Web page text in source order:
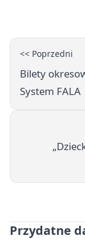
<< Poprzedni
Bilety
System FALA
Przydatne